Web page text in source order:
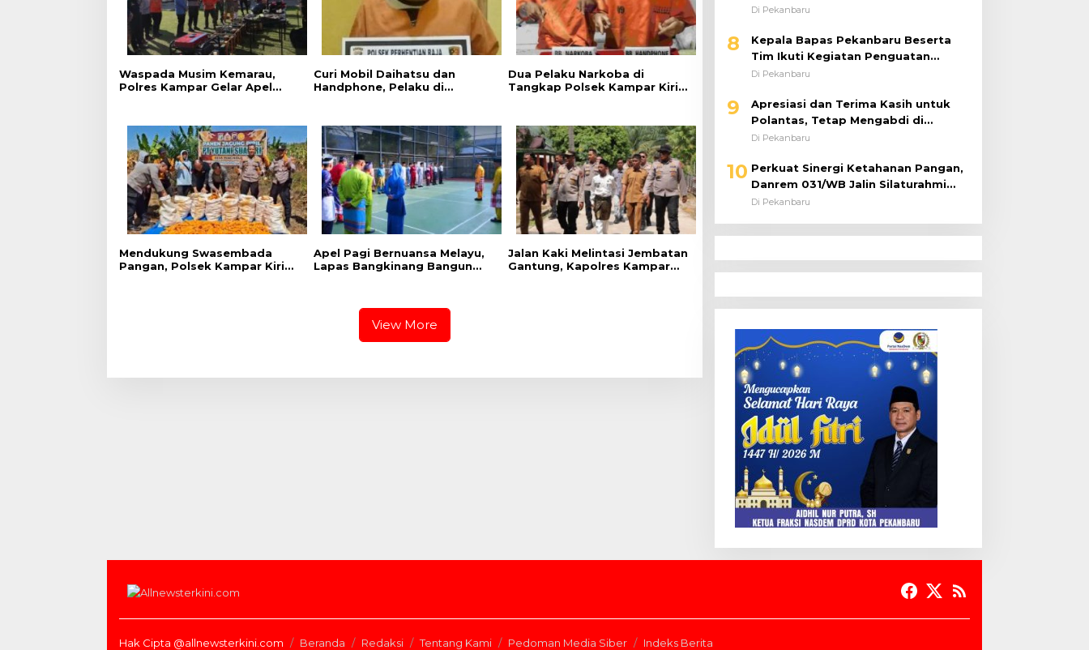
Waspada Musim Kemarau,
Polres Kampar Gelar Apel
Curi Mobil Daihatsu dan
Handphone, Pelaku di
Dua Pelaku Narkoba di
Tangkap Polsek Kampar Kiri,
Mendukung Swasembada
Pangan, Polsek Kampar Kiri
Apel Pagi Bernuansa Melayu,
Lapas Bangkinang Bangun
Jalan Kaki Melintasi Jembatan
Gantung, Kapolres Kampar
View More
Pekanbaru
Di Pekanbaru
8
Kepala Bapas Pekanbaru Beserta
Tim Ikuti Kegiatan Penguatan
Tugas dan Fungsi serta Paparan
Di Pekanbaru
9
Apresiasi dan Terima Kasih untuk
Polantas, Tetap Mengabdi di
Tengah Guyuran Hujan
Di Pekanbaru
10 Perkuat Sinergi Ketahanan Pangan,
Danrem 031/WB Jalin Silaturahmi
dengan Pimwil Bulog Riau dan Kepri
Di Pekanbaru
Hak Cipta @allnewsterkini.com Beranda Redaksi Tentang Kami Pedoman Media Siber Indeks Berita